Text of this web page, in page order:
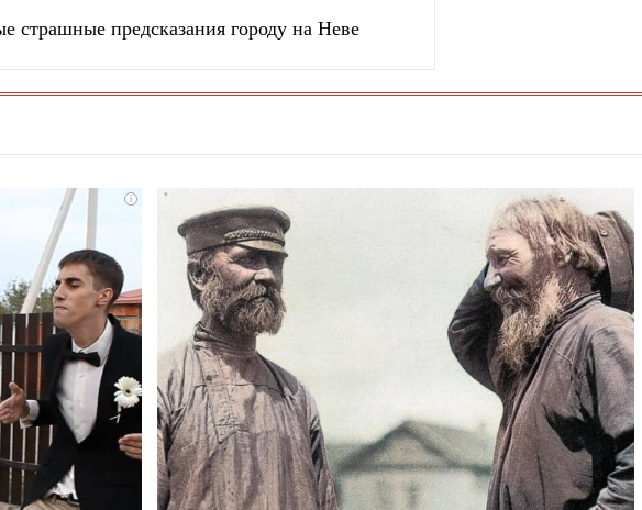
страшные предсказания городу на Неве
i